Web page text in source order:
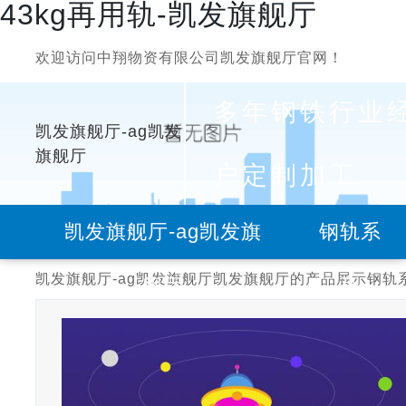
43kg再用轨-凯发旗舰厅
欢迎访问中翔物资有限公司凯发旗舰厅官网！
凯发旗舰厅-ag凯发
旗舰厅
多年钢铁行业
户定制加工
凯发旗舰厅-ag凯发旗
舰厅
钢轨系
列
凯发旗舰厅-ag凯发旗舰厅凯发旗舰厅的产品展示钢轨